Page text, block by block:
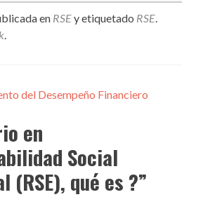
en RSEy etiquetado RSE.
.
del Desempeño Financiero
en
Social
(RSE), qué es ?”